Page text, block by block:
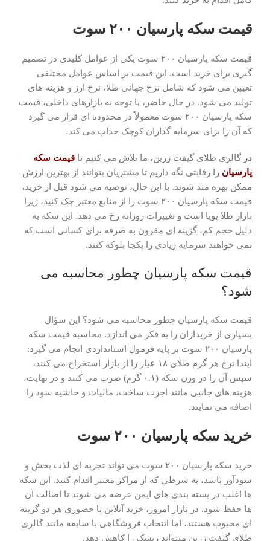
قیمت سکه پارسیان ۲۰۰ سوت
قیمت سکه پارسیان ۲۰۰ سوت یکی از عوامل کلیدی در تصمیم
گیری برای خرید است. این قیمت بر اساس عوامل مختلفی
تعیین می شود که شامل نرخ جهانی طلا، نرخ ارز و هزینه های
تولید می شود. در حال حاضر، با توجه به بازارهای داخلی، قیمت
سکه پارسیان ۲۰۰ سوت معمولاً در محدوده ای قرار می گیرد
که آن را برای سرمایه گذاران کوچک جذاب می کند.
در گالری طلای گیفت زرین، ما تلاش می کنیم تا قیمت سکه
پارسیان را رقابتی نگه داریم تا مشتریان بتوانند از بهترین ارزش
ممکن بهره مند شوند. با این حال، توصیه می شود قبل از خرید،
قیمت سکه پارسیان ۲۰۰ سوت را از منابع معتبر چک کنید، زیرا
بازار طلا پویا است و تغییرات روزانه رخ می دهد. این سکه به
دلیل حجم کم، گزینه ای مقرون به صرفه برای کسانی است که
نمی خواهند سرمایه زیادی را یکجا بلوکه کنند.
قیمت سکه پارسیان چطور محاسبه می
شود؟
قیمت سکه پارسیان چطور محاسبه می شود؟ این سؤال
بسیاری از خریداران را به فکر می اندازد. محاسبه قیمت سکه
پارسیان ۲۰۰ سوت بر پایه فرمول استانداردی انجام می گیرد:
ابتدا نرخ هر گرم طلای ۱۸ عیار را از بازار استخراج می کنند،
سپس آن را در وزن سکه (۰.۱ گرم) ضرب می کنند و در نهایت،
هزینه های جانبی مانند اجرت ساخت، مالیات و حاشیه سود را
اضافه می نمایند.
خرید سکه پارسیان ۲۰۰ سوت
خرید سکه پارسیان ۲۰۰ سوت می تواند تجربه ای لذت بخش و
سودآور باشد، به شرطی که از مراکز معتبر اقدام کنید. این سکه
ها اغلب در بسته بندی های ایمن عرضه می شوند تا اصالت آن
ها حفظ شود. در بازار امروز، خرید آنلاین یا حضوری هر دو گزینه
ای محبوب هستند، اما انتخاب فروشگاهی با سابقه مانند گالری
طلای گیفت زرین میتواند ریسک را کاهش دهد.